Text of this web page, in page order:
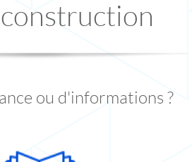
ou d'informations ?